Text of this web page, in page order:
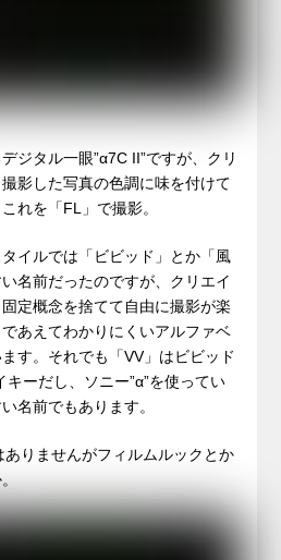
ジタル一眼”α7C II”ですが、クリ
影した写真の色調に味を付けて
れを「FL」で撮影。
イルでは「ビビッド」とか「風
名前だったのですが、クリエイ
定概念を捨てて自由に撮影が楽
あえてわかりにくいアルファベ
す。それでも「VV」はビビッド
ーだし、ソニー”α”を使ってい
名前でもあります。
ありませんがフィルムルックとか